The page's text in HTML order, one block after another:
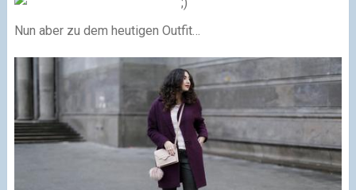
Nun aber zu dem heutigen Outfit…